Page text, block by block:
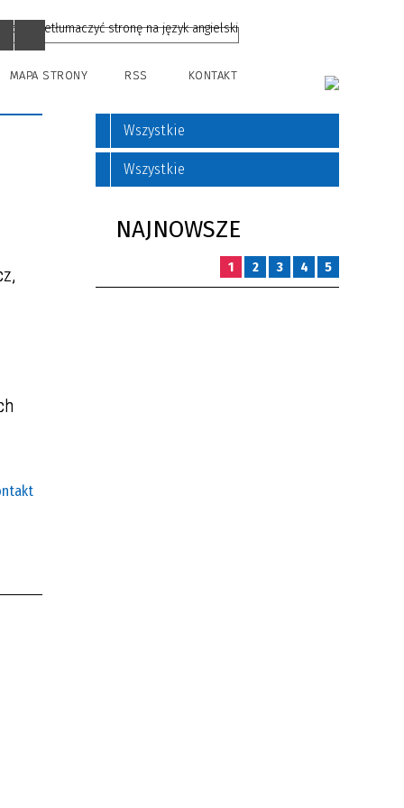
MAPA STRONY RSS KONTAKT
Wszystkie
Wszystkie
NAJNOWSZE
1 2 3 4 5